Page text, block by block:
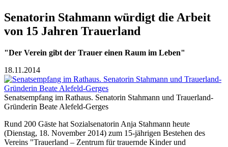
Senatorin Stahmann würdigt die Arbeit
von 15 Jahren Trauerland
"Der Verein gibt der Trauer einen Raum im Leben"
18.11.2014
Senatsempfang im Rathaus. Senatorin Stahmann und Trauerland-
Gründerin Beate Alefeld-Gerges
Rund 200 Gäste hat Sozialsenatorin Anja Stahmann heute
(Dienstag, 18. November 2014) zum 15-jährigen Bestehen des
Vereins "Trauerland – Zentrum für trauernde Kinder und